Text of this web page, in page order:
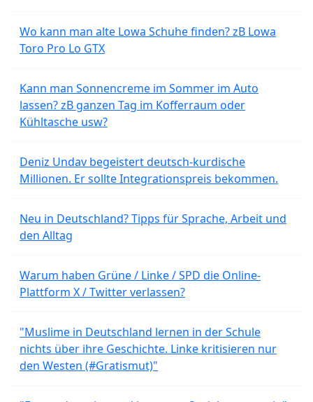
Wo kann man alte Lowa Schuhe finden? zB Lowa
Toro Pro Lo GTX
Kann man Sonnencreme im Sommer im Auto
lassen? zB ganzen Tag im Kofferraum oder
Kühltasche usw?
Deniz Undav begeistert deutsch-kurdische
Millionen. Er sollte Integrationspreis bekommen.
Neu in Deutschland? Tipps für Sprache, Arbeit und
den Alltag
Warum haben Grüne / Linke / SPD die Online-
Plattform X / Twitter verlassen?
"Muslime in Deutschland lernen in der Schule
nichts über ihre Geschichte. Linke kritisieren nur
den Westen (#Gratismut)"